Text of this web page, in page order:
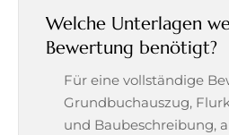
Welche Unterlagen
Bewertung benötigt?
Für eine vollständige
Grundbuchauszug,
und Baubeschreibung,